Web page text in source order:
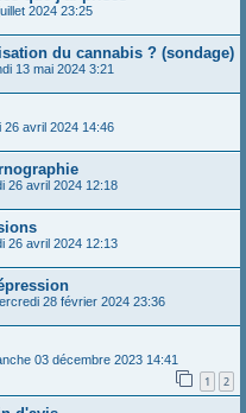
2024 23:25
du cannabis ? (sondage)
13 mai 2024 3:21
26 avril 2024 14:46
26 avril 2024 12:18
26 avril 2024 12:13
28 février 2024 23:36
03 décembre 2023 14:41
1 2